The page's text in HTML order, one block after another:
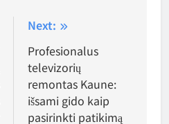
Next:
Profesionalus
televizorių
remontas Kaune:
išsami gido kaip
pasirinkti patikimą